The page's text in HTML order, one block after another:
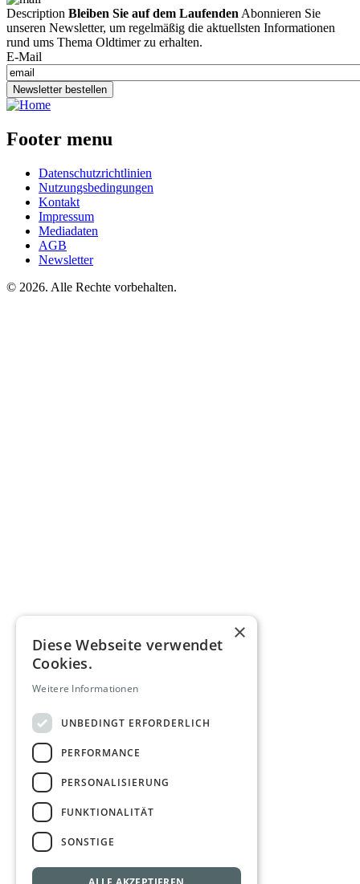
Description Bleiben Sie auf dem Laufenden Abonnieren Sie
unseren Newsletter, um regelmäßig die aktuellsten Informationen
rund ums Thema Oldtimer zu erhalten.
E-Mail
Newsletter bestellen
Footer menu
Datenschutzrichtlinien
Nutzungsbedingungen
Kontakt
Impressum
Mediadaten
AGB
Newsletter
© 2026. Alle Rechte vorbehalten.
×
Diese Webseite verwendet
Cookies.
Weitere Informationen
UNBEDINGT ERFORDERLICH
PERFORMANCE
PERSONALISIERUNG
FUNKTIONALITÄT
SONSTIGE